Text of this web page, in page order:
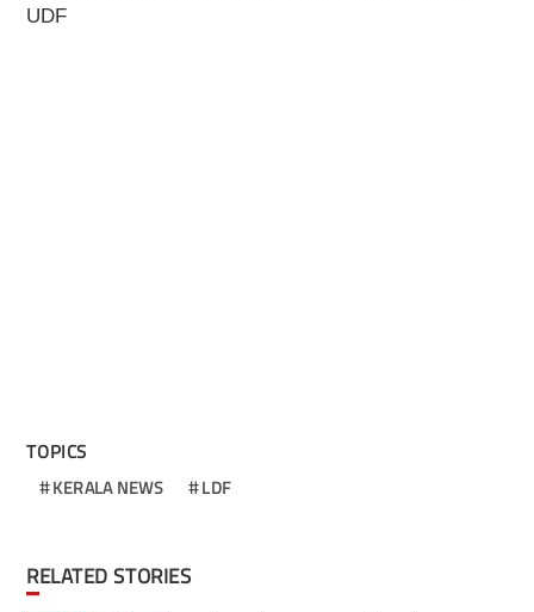
UDF
TOPICS
KERALA NEWS LDF
RELATED STORIES